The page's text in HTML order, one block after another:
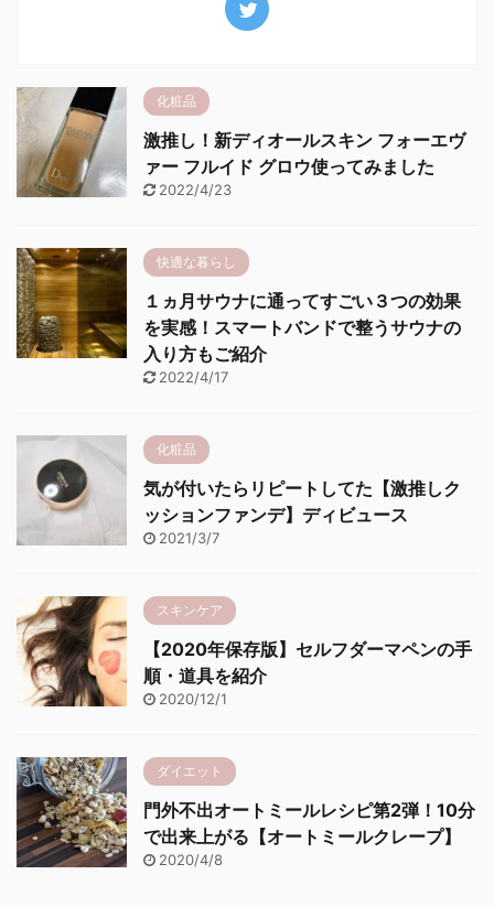
化粧品
激推し！新ディオールスキン フォーエヴ
ァー フルイド グロウ使ってみました
2022/4/23
快適な暮らし
１ヵ月サウナに通ってすごい３つの効果
を実感！スマートバンドで整うサウナの
入り方もご紹介
2022/4/17
化粧品
気が付いたらリピートしてた【激推しク
ッションファンデ】ディビュース
2021/3/7
スキンケア
【2020年保存版】セルフダーマペンの手
順・道具を紹介
2020/12/1
ダイエット
門外不出オートミールレシピ第2弾！10分
で出来上がる【オートミールクレープ】
2020/4/8